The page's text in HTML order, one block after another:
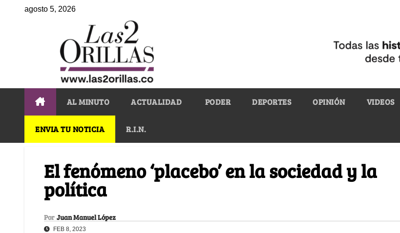
agosto 5, 2026
AL MINUTO ACTUALIDAD PODER DEPORTES OPINIÓN VIDEOS
ENVIA TU NOTICIA R.I.N.
El fenómeno ‘placebo’ en la sociedad y la
política
Por Juan Manuel López
FEB 8, 2023